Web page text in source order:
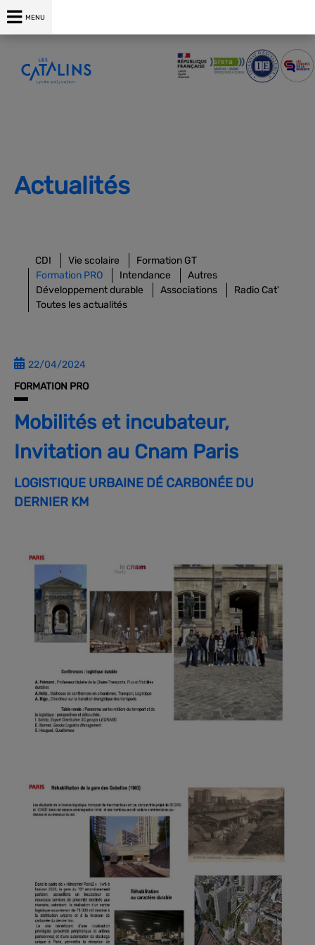
MENU
Actualités
CDI Vie scolaire
Formation GT
Formation PRO
Intendance
Autres
Développement durable
Associations
Radio Cat'
Toutes les actualités
22/04/2024
FORMATION PRO
Mobilités et incubateur,
Invitation au Cnam Paris
LOGISTIQUE URBAINE DÉ CARBONÉE DU
DERNIER KM